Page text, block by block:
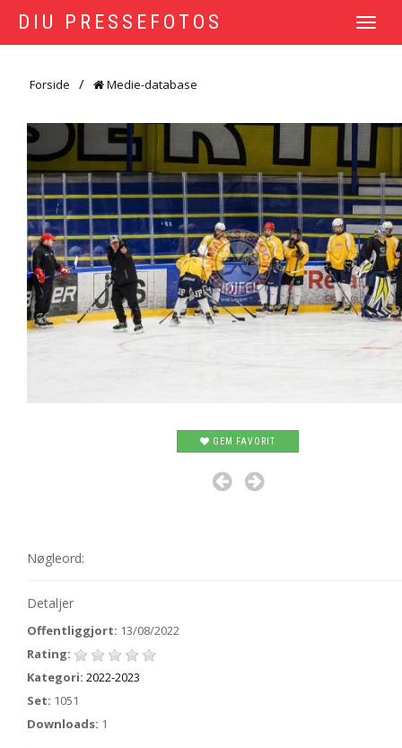
DIU PRESSEFOTOS
TOGGLE
Forside Medie-database
GEM FAVORIT
Nøgleord:
Detaljer
Offentliggjort: 13/08/2022
Rating:
Kategori: 2022-2023
Set: 1051
Downloads: 1